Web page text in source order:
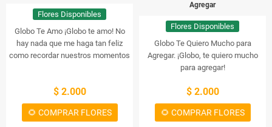
Flores Disponibles
Globo Te Amo¡Globo te amo! No
hay nada que me haga tan feliz
como recordar nuestros momentos
contigo. Siempre me has hecho
sentir seguro y me has animado a
seguir mis sueños. Siempre estaré
$ 2.000
🌻 COMPRAR FLORES
Agregar
Flores Disponibles
Globo Te Quiero Mucho para
Agregar.¡Globo, te quiero mucho
para agregar!
$ 2.000
🌻 COMPRAR FLORES